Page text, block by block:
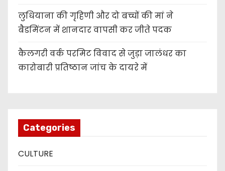
लुधियाना की गृहिणी और दो बच्चों की मां ने
बैडमिंटन में शानदार वापसी कर जीते पदक
कैलगरी वर्क परमिट विवाद से जुड़ा जालंधर का
कारोबारी प्रतिष्ठान जांच के दायरे में
Categories
CULTURE